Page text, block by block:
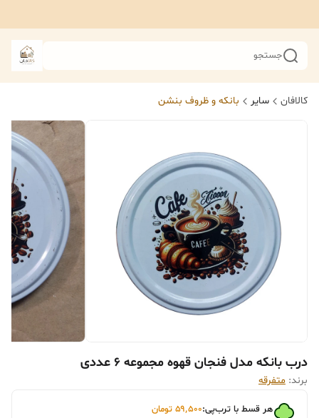
جستجو
کالافان سایر بانکه و ظروف بنشن
درب بانکه مدل فنجان قهوه مجموعه 6 عددی
برند: متفرقه
هر قسط با ترب‌پی:۵۹٬۵۰۰ تومان